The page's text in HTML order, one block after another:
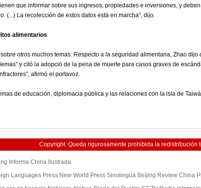
que informar sobre sus ingresos, propiedades e inversiones, y
(...) La recolección de estos datos está en marcha”, dijo.
alimentarios
otros muchos temas. Respecto a la seguridad alimentaria, Zhao dijo
y citó la adopció de la pena de muerte para casos graves de
afirmó el portavoz.
de educación, diplomacia pública y las relaciones con la isla de
Copyright: Queda rigurosamente prohibida la redistribución
Informa China Ilustrada
Languages Press New World Press Sinolingua Beijing Review China